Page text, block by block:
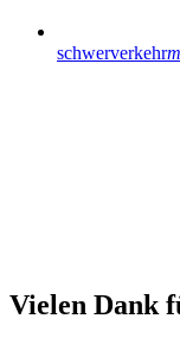
schwerverkehr
Vielen Dank